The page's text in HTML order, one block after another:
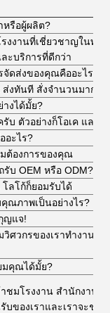
รือผู้ผลิต?
รงงานที่เชี่ยวชาญในทุก
ะบริการที่ดีกว่า
จัดส่งของคุณคืออะไร?
ส่งทันที สั่งจํานวนมาก:
งได้มั้ย?
บ ตัวอย่างก็โอเค และเ
อะไร?
ต้องการของคุณ
บ OEM หรือ ODM?
ลโก้ก็ยอมรับได้
ณภาพเป็นอย่างไร?
ญแจ!
ศวกรของเราทํางานผ่
มคุณได้มั้ย?
ชมโรงงาน สํานักงาน
บของเราและเราจะช่ว